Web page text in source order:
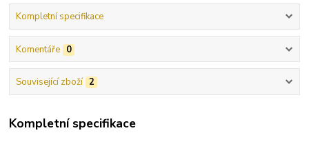
Kompletní specifikace
Komentáře 0
Související zboží 2
Kompletní specifikace